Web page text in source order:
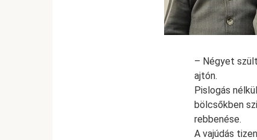
– Négyet
ajtón.
Pislogás
bölcsőkben
rebbenése.
A vajúdás